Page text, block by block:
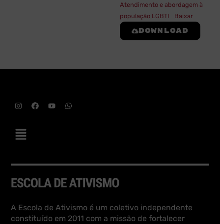
Atendimento e abordagem à
população LGBTI
Baixar
Download
A Escola de Ativismo é um coletivo independente
constituído em 2011 com a missão de fortalecer